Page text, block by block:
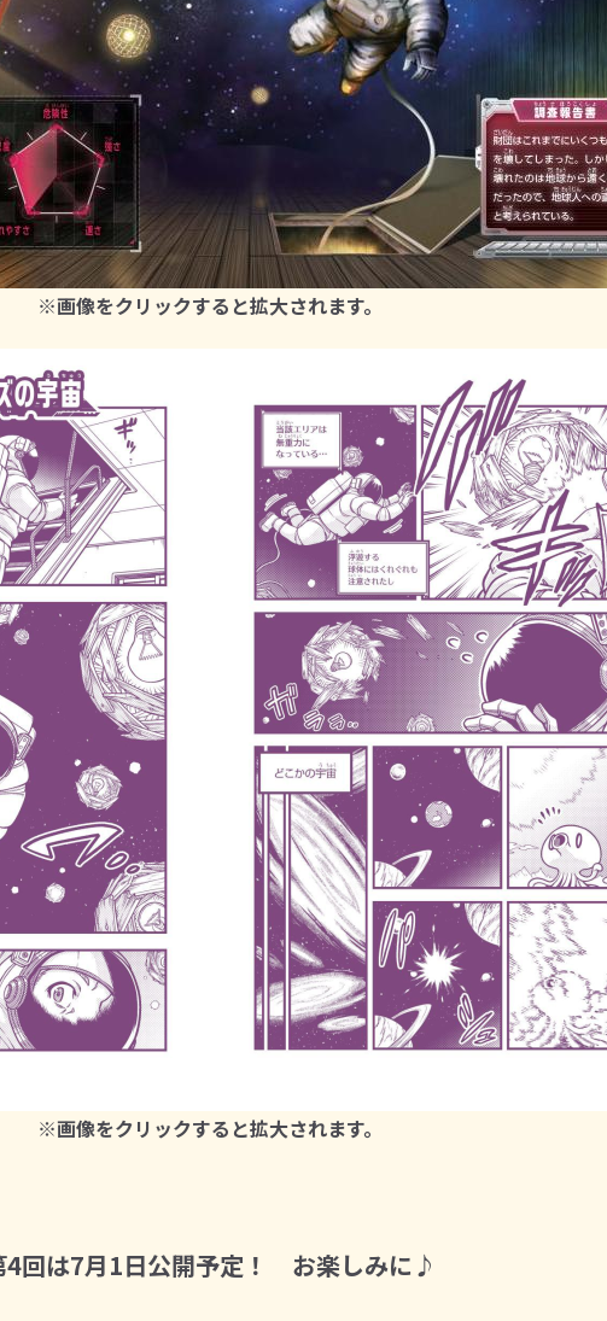
※画像をクリックすると拡大されます。
※画像をクリックすると拡大されます。
4回は7月1日公開予定！ お楽しみに♪